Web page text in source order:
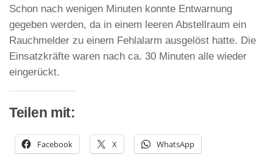
Schon nach wenigen Minuten konnte Entwarnung
gegeben werden, da in einem leeren Abstellraum ein
Rauchmelder zu einem Fehlalarm ausgelöst hatte. Die
Einsatzkräfte waren nach ca. 30 Minuten alle wieder
eingerückt.
Teilen mit:
Facebook X WhatsApp